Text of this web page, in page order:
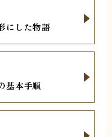
にした物語
基本手順